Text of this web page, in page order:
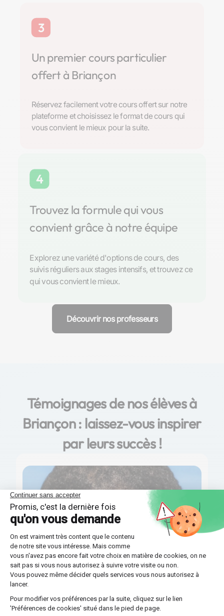
3
Un premier cours particulier
offert à Briançon
Réservez facilement votre cours offert sur notre
plateforme et choisissez le format de cours qui
vous convient le mieux pour la suite.
4
Trouvez la formule qui vous
convient grâce à notre équipe
Explorez une variété d'options de cours, des
suivis réguliers aux stages intensifs, et trouvez ce
qui vous convient le mieux.
Découvrir nos professeurs
Témoignages de nos élèves à
Briançon : laissez-vous inspirer
par leurs succès !